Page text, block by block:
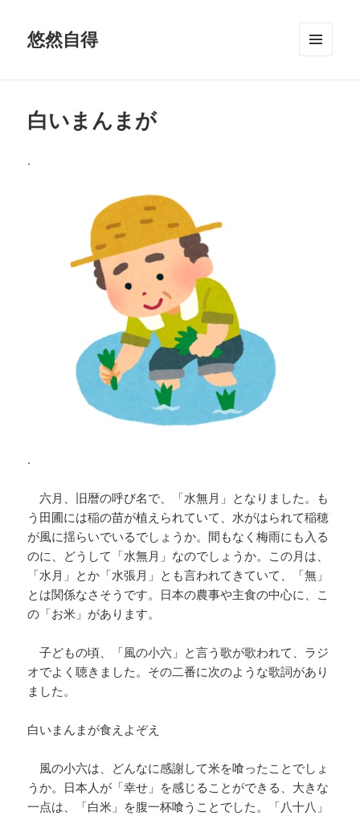
悠然自得
白いまんまが
.
.
六月、旧暦の呼び名で、「水無月」となりました。も
う田圃には稲の苗が植えられていて、水がはられて稲穂
が風に揺らいでいるでしょうか。間もなく梅雨にも入る
のに、どうして「水無月」なのでしょうか。この月は、
「水月」とか「水張月」とも言われてきていて、「無」
とは関係なさそうです。日本の農事や主食の中心に、こ
の「お米」があります。
子どもの頃、「風の小六」と言う歌が歌われて、ラジ
オでよく聴きました。その二番に次のような歌詞があり
ました。
白いまんまが食えよぞえ
風の小六は、どんなに感謝して米を喰ったことでしょ
うか。日本人が「幸せ」を感じることができる、大きな
一点は、「白米」を腹一杯喰うことでした。「八十八」